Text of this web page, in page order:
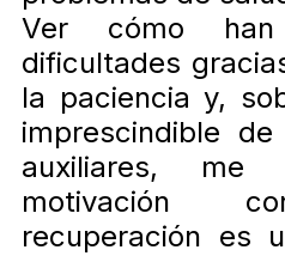
Ver cómo han
dificultades
la paciencia y,
imprescindible
auxiliares,
motivación
recuperación es